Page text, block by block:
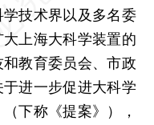
技术界以及多名委
上海大科学装置的
教育委员会、市政
进一步促进大科学
下称《提案》），